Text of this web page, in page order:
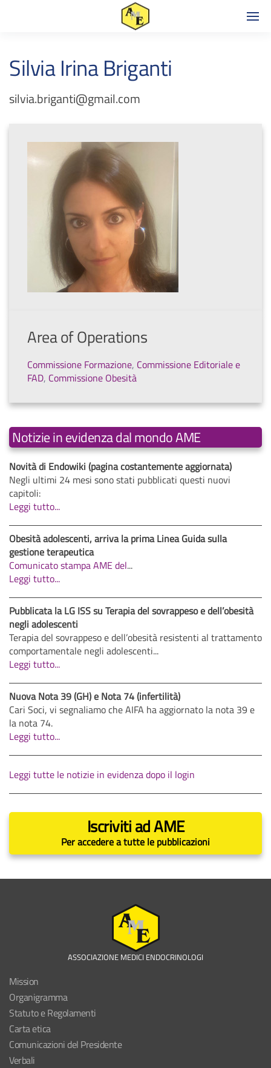
Silvia Irina Briganti
silvia.briganti@gmail.com
Area of Operations
Commissione Formazione, Commissione Editoriale e
FAD, Commissione Obesità
Notizie in evidenza dal mondo AME
Novità di Endowiki (pagina costantemente aggiornata)
Negli ultimi 24 mesi sono stati pubblicati questi nuovi
capitoli:
Leggi tutto...
Obesità adolescenti, arriva la prima Linea Guida sulla
gestione terapeutica
Comunicato stampa AME del...
Leggi tutto...
Pubblicata la LG ISS su Terapia del sovrappeso e dell’obesità
negli adolescenti
Terapia del sovrappeso e dell’obesità resistenti al trattamento
comportamentale negli adolescenti...
Leggi tutto...
Nuova Nota 39 (GH) e Nota 74 (infertilità)
Cari Soci, vi segnaliamo che AIFA ha aggiornato la nota 39 e
la nota 74.
Leggi tutto...
Leggi tutte le notizie in evidenza dopo il login
Iscriviti ad AME
Per accedere a tutte le pubblicazioni
ASSOCIAZIONE MEDICI ENDOCRINOLOGI
Mission
Organigramma
Statuto e Regolamenti
Carta etica
Comunicazioni del Presidente
Verbali